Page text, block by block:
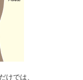
けでは、